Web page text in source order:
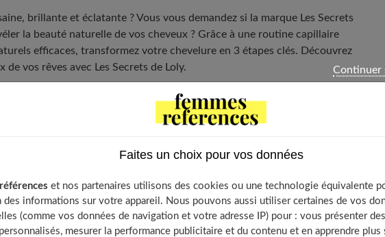
brillante et éclatante ? Vous vous demandez si la marque Les Secrets
la beauté naturelle de vos cheveux ? Grâce à une routine capillaire
efficaces, transformez votre chevelure en 3 étapes clés. Découvrez
vos rêves avec Les Secrets de Loly.
un diagnostic précis de votre nature de cheveux et vos besoins
un programme personnalisé avec les bons produits
Vos shampoings et soins sur-mesure pour des résultats optimaux
best-sellers incontournables pour chaque type de cheveux
Faites un choix pour vos données
et nos partenaires utilisons des cookies ou une technologie équivalente
des informations sur votre appareil. Nous pouvons aussi utiliser certaines de vos
(comme vos données de navigation et votre adresse IP) pour : vous présenter
mesurer la performance publicitaire et du contenu et en apprendre plus
Continuer